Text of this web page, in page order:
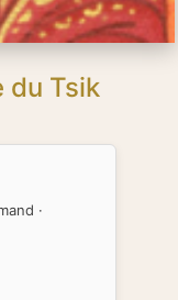
du Tsik
·